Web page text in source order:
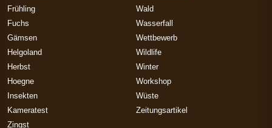
Frühling
Fuchs
Gämsen
Helgoland
Herbst
Hoegne
Insekten
Kameratest
Wald
Wasserfall
Wettbewerb
Wildlife
Winter
Workshop
Wüste
Zeitungsartikel
Zingst